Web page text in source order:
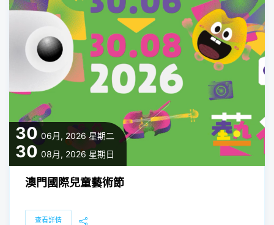
30 06月, 2026 星期二
30 08月, 2026 星期日
澳門國際兒童藝術節
查看詳情